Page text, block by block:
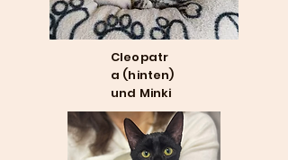
Cleopatr
a (hinten)
und Minki